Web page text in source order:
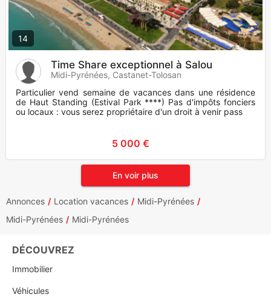
14
Time Share exceptionnel à Salou
Midi-Pyrénées, Castanet-Tolosan
Particulier vend semaine de vacances dans une résidence
de Haut Standing (Estival Park ****) Pas d'impôts fonciers
ou locaux : vous serez propriétaire d'un droit à venir pass
5 000 €
En voir plus
Annonces Location vacances
Midi-Pyrénées
Midi-Pyrénées
Midi-Pyrénées
DÉCOUVREZ
Immobilier
Véhicules